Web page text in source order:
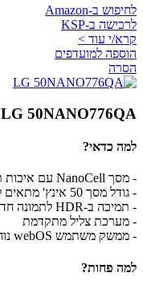
לחיפוש ב-Amazon
לרכישה ב-KSP
קרא/י עוד >
הוספה למועדפים
הסרה
LG 50NANO776QA
למה כדאי?
- מסך NanoCell עם איכות תמונה 4K UHD
- גודל מסך 50 אינץ' מתאים לחדרים בינוניים
- תמיכה ב-HDR לתמונה חדה ובהירה
- מערכת צליל מתקדמת
- ממשק משתמש webOS נוח ואינטואיטיבי
למה פחות?